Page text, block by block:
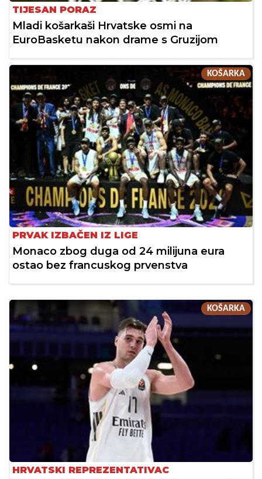
TIJESAN PORAZ
Mladi košarkaši Hrvatske osmi na
EuroBasketu nakon drame s Gruzijom
KOŠARKA
PRVAK IZBAČEN IZ LIGE
Monaco zbog duga od 24 milijuna eura
ostao bez francuskog prvenstva
KOŠARKA
HRVATSKI REPREZENTATIVAC